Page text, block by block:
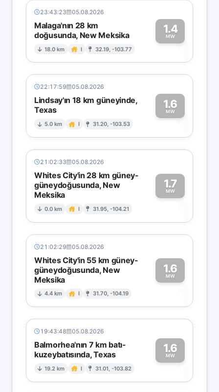
23:43:23 05.08.2026
Malaga'nın 28 km
doğusunda, New Meksika
18.0 km I 32.19, -103.77
1.4
MW1
22:17:59 05.08.2026
Lindsay'ın 18 km güneyinde,
Texas
5.0 km I 31.20, -103.53
1.6
MW1
21:02:33 05.08.2026
Whites City'in 28 km güney-
güneydoğusunda, New
Meksika
0.0 km I 31.95, -104.21
1.7
MW
1
21:02:29 05.08.2026
Whites City'in 55 km güney-
güneydoğusunda, New
Meksika
4.4 km I 31.70, -104.19
1.6
MW
1
19:43:48 05.08.2026
Balmorhea'nın 7 km batı-
kuzeybatısında, Texas
19.2 km I 31.01, -103.82
1.6
MW1